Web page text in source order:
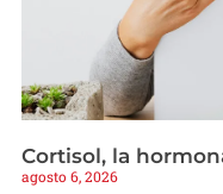
Cortisol, la
agosto 6, 2026